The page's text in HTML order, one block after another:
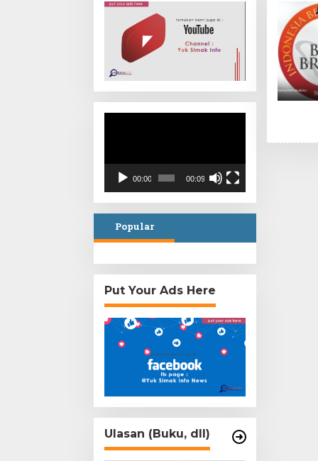
00:00 00:09
Popular
Put Your Ads Here
Ulasan (Buku, dll)